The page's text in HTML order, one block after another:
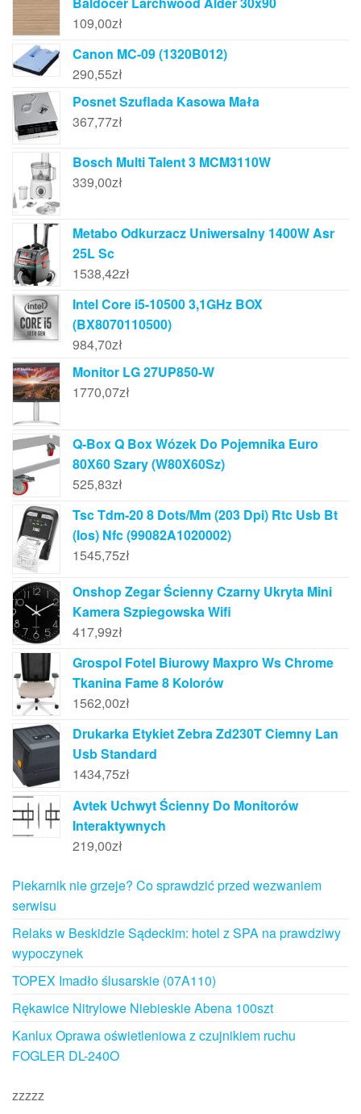
109,00zł
Canon MC-09 (1320B012)
290,55zł
Posnet Szuflada Kasowa Mała
367,77zł
Bosch Multi Talent 3 MCM3110W
339,00zł
Metabo Odkurzacz Uniwersalny 1400W Asr
25L Sc
1538,42zł
Intel Core i5-10500 3,1GHz BOX
(BX8070110500)
984,70zł
Monitor LG 27UP850-W
1770,07zł
Q-Box Q Box Wózek Do Pojemnika Euro
80X60 Szary (W80X60Sz)
525,83zł
Tsc Tdm-20 8 Dots/Mm (203 Dpi) Rtc Usb Bt
(Ios) Nfc (99082A1020002)
1545,75zł
Onshop Zegar Ścienny Czarny Ukryta Mini
Kamera Szpiegowska Wifi
417,99zł
Grospol Fotel Biurowy Maxpro Ws Chrome
Tkanina Fame 8 Kolorów
1562,00zł
Drukarka Etykiet Zebra Zd230T Ciemny Lan
Usb Standard
1434,75zł
Avtek Uchwyt Ścienny Do Monitorów
Interaktywnych
219,00zł
Piekarnik nie grzeje? Co sprawdzić przed wezwaniem
serwisu
Relaks w Beskidzie Sądeckim: hotel z SPA na prawdziwy
wypoczynek
TOPEX Imadło ślusarskie (07A110)
Rękawice Nitrylowe Niebieskie Abena 100szt
Kanlux Oprawa oświetleniowa z czujnikiem ruchu
FOGLER DL-240O
zzzzz